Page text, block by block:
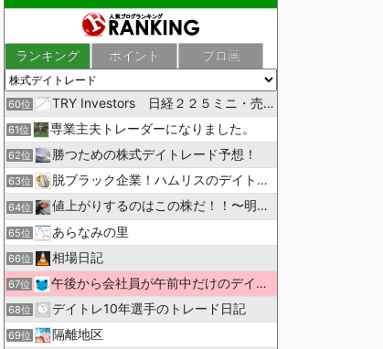
ランキング ポイント ブロ画
60位 TRY Investors 日経２２５ミニ・売買シグナル公開
61位 専業主夫トレーダーになりました。
62位 勝つための株式デイトレード予想！
63位 脱ブラック企業！ハムリスのデイトレ収支報告
64位 値上がりするのはこの株だ！！〜明日の株価予想〜
65位 あらなみの里
66位 相場日記
67位 午後から会社員が午前中だけのデイトレードで生活費を稼ぐ！
68位 デイトレ10年選手のトレード日記
69位 隔離地区